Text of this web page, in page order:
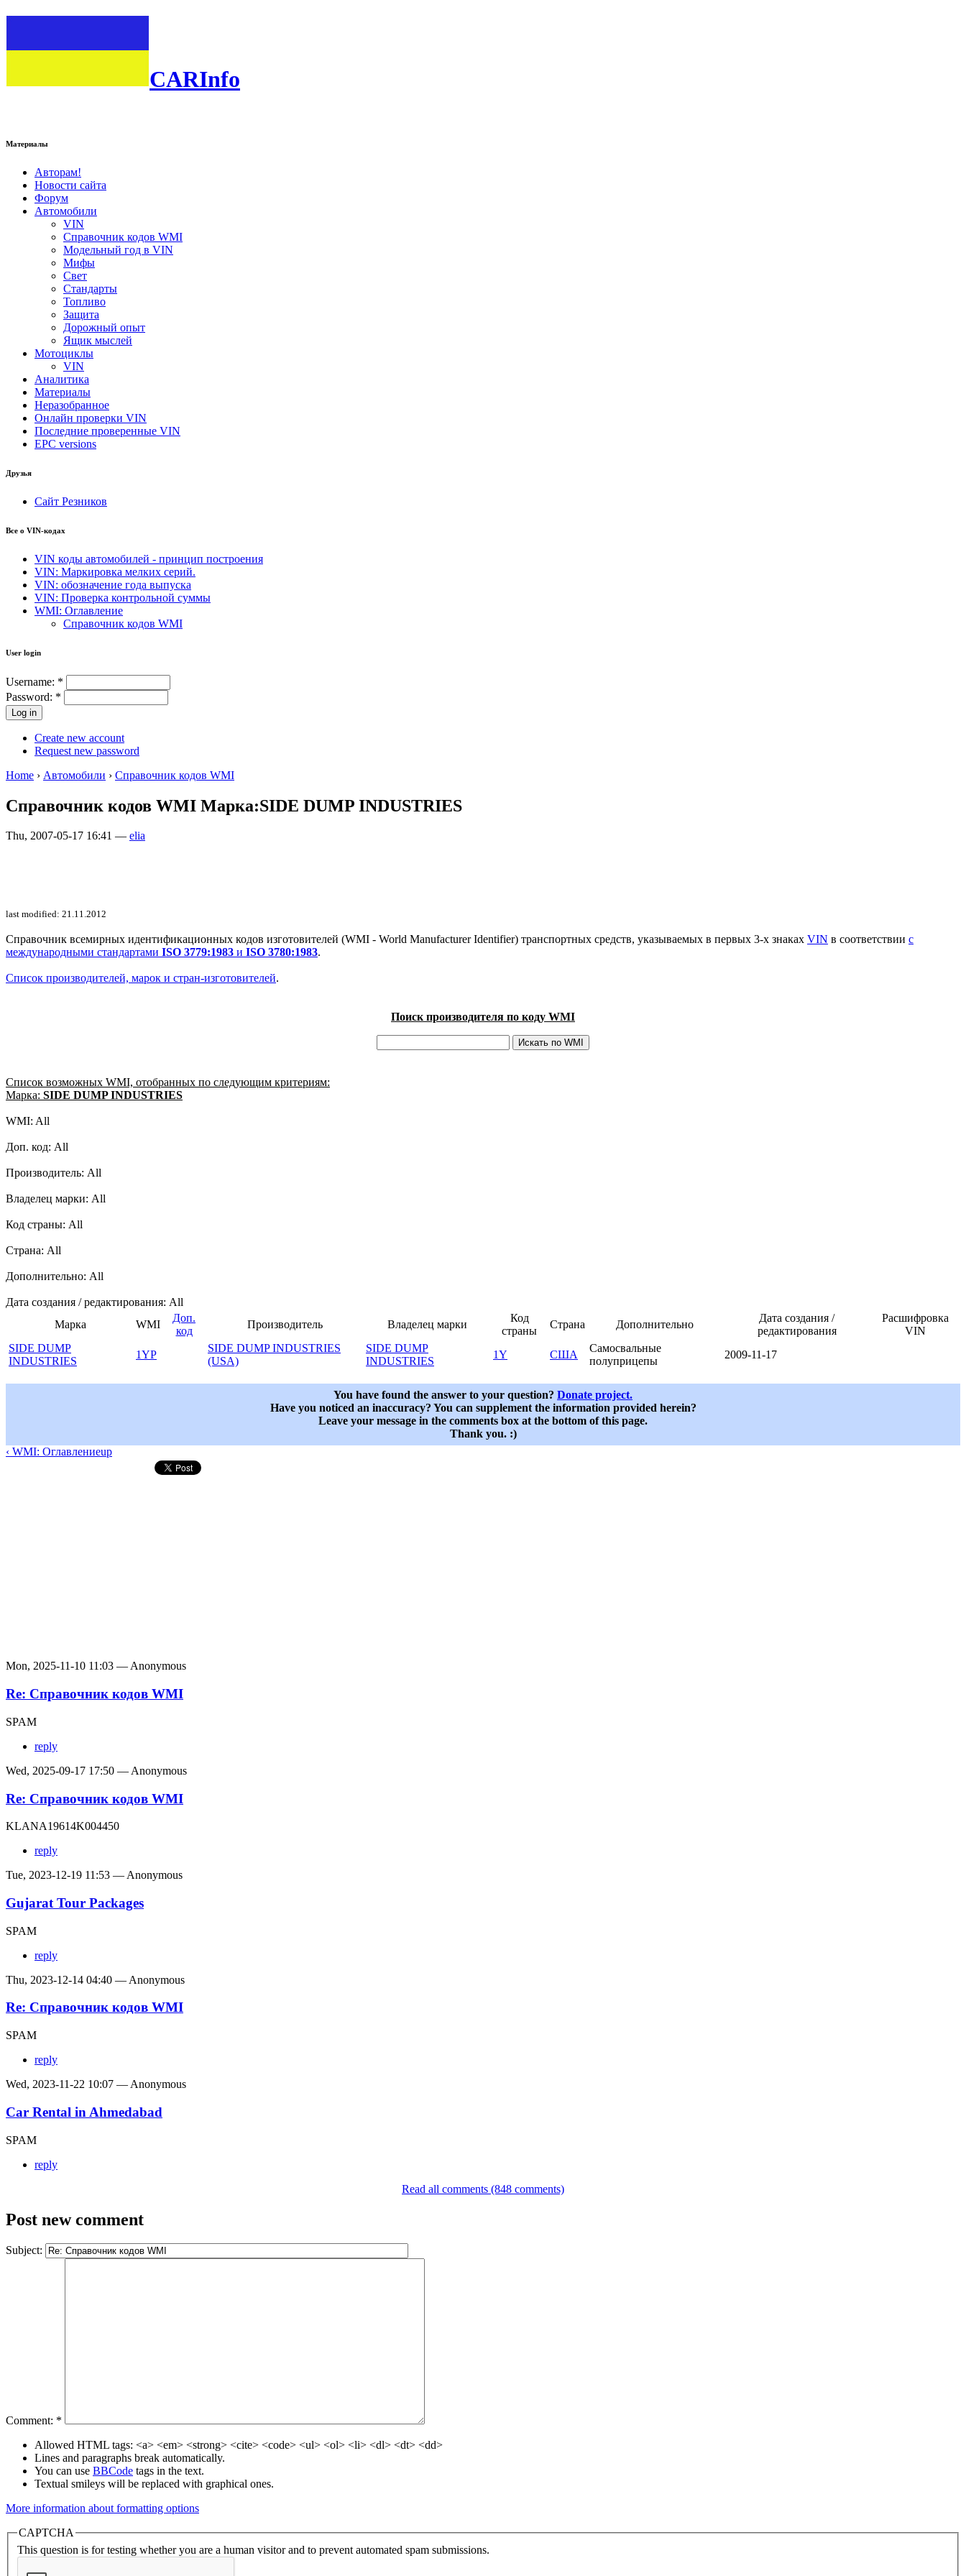
CARInfo
Материалы
Авторам!
Новости сайта
Форум
Автомобили
VIN
Справочник кодов WMI
Модельный год в VIN
Мифы
Свет
Стандарты
Топливо
Защита
Дорожный опыт
Ящик мыслей
Мотоциклы
VIN
Аналитика
Материалы
Неразобранное
Онлайн проверки VIN
Последние проверенные VIN
EPC versions
Друзья
Сайт Резников
Все о VIN-кодах
VIN коды автомобилей - принцип построения
VIN: Маркировка мелких серий.
VIN: обозначение года выпуска
VIN: Проверка контрольной суммы
WMI: Оглавление
Справочник кодов WMI
User login
Username: *
Password: *
Create new account
Request new password
Home › Автомобили › Справочник кодов WMI
Справочник кодов WMI Марка:SIDE DUMP INDUSTRIES
Thu, 2007-05-17 16:41 — elia
last modified: 21.11.2012
Справочник всемирных идентификационных кодов изготовителей (WMI - World Manufacturer Identifier) транспортных средств, указываемых в первых 3-х знаках VIN в соответствии с
международными стандартами ISO 3779:1983 и ISO 3780:1983.
Список производителей, марок и стран-изготовителей.
Поиск производителя по коду WMI
Список возможных WMI, отобранных по следующим критериям:
Марка: SIDE DUMP INDUSTRIES
WMI: All
Доп. код: All
Производитель: All
Владелец марки: All
Код страны: All
Страна: All
Дополнительно: All
Дата создания / редактирования: All
Марка
WMI
Доп.
код
Производитель Владелец марки
Код
страны
Страна Дополнительно
Дата создания /
редактирования
Расшифровка
VIN
SIDE DUMP
INDUSTRIES
1YP
SIDE DUMP INDUSTRIES
(USA)
SIDE DUMP
INDUSTRIES
1Y США
Самосвальные
полуприцепы
2009-11-17
You have found the answer to your question? Donate project.
Have you noticed an inaccuracy? You can supplement the information provided herein?
Leave your message in the comments box at the bottom of this page.
Thank you. :)
‹ WMI: Оглавлениеup
Mon, 2025-11-10 11:03 — Anonymous
Re: Справочник кодов WMI
SPAM
reply
Wed, 2025-09-17 17:50 — Anonymous
Re: Справочник кодов WMI
KLANA19614K004450
reply
Tue, 2023-12-19 11:53 — Anonymous
Gujarat Tour Packages
SPAM
reply
Thu, 2023-12-14 04:40 — Anonymous
Re: Справочник кодов WMI
SPAM
reply
Wed, 2023-11-22 10:07 — Anonymous
Car Rental in Ahmedabad
SPAM
reply
Read all comments (848 comments)
Post new comment
Subject:
Comment: *
Allowed HTML tags: <a> <em> <strong> <cite> <code> <ul> <ol> <li> <dl> <dt> <dd>
Lines and paragraphs break automatically.
You can use BBCode tags in the text.
Textual smileys will be replaced with graphical ones.
More information about formatting options
CAPTCHA
This question is for testing whether you are a human visitor and to prevent automated spam submissions.